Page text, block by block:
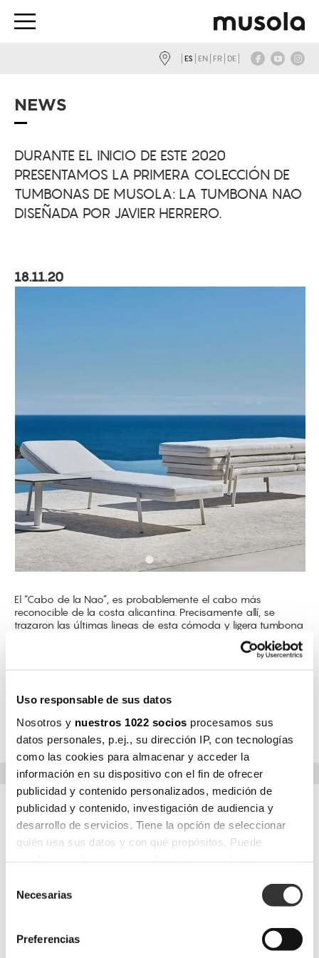
Uso responsable de sus datos
Nosotros y nuestros 1022 socios procesamos sus
datos personales, p.ej., su dirección IP, con tecnologías
como las cookies para almacenar y acceder la
información en su dispositivo con el fin de ofrecer
publicidad y contenido personalizados, medición de
publicidad y contenido, investigación de audiencia y
desarrollo de servicios. Tiene la opción de seleccionar
quién usa sus datos y con qué propósitos. Puede
el Menú de consentimiento.
Recopilar información sobre su ubicación
Necesarias
Preferencias
ES EN FR DE
NEWS
DURANTE EL INICIO DE ESTE 2020
PRESENTAMOS LA PRIMERA COLECCIÓN DE
TUMBONAS DE MUSOLA: LA TUMBONA NAO
DISEÑADA POR JAVIER HERRERO.
18.11.20
El “Cabo de la Nao”, es probablemente el cabo más
reconocible de la costa alicantina.‎ Precisamente allí, se
trazaron las últimas lineas de esta cómoda y ligera tumbona
de la mano de su diseñador.‎ Su aspecto fresco y sencillo
hace de Nao una pieza elegante y atemporal, capaz de
ser también un producto altamente funcional, fácil de mover
colchoneta independiente apuntalan sólidamente esta idea.‎
DIRECCIÓN
Ctra. N340, km. 704’4
03330 Crevillent
T. (0034) 965 40 70 05
F.(0034) 965 40 65 03
www.musola.es